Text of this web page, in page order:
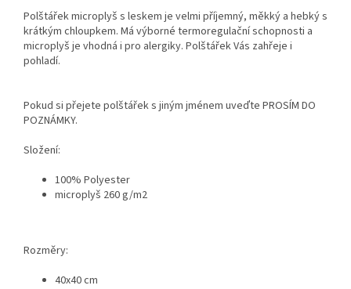
Polštářek microplyš s leskem je velmi příjemný, měkký a hebký s
krátkým chloupkem. Má výborné termoregulační schopnosti a
microplyš je vhodná i pro alergiky. Polštářek Vás zahřeje i
pohladí.
Pokud si přejete polštářek s jiným jménem uveďte PROSÍM DO
POZNÁMKY.
Složení:
100% Polyester
microplyš 260 g/m2
Rozměry:
40x40 cm